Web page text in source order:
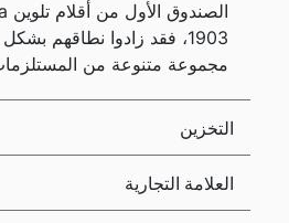
1903، فقد زادوا نطاقهم
مجموعة متنوعة من المستلزمات
التخزين
العلامة التجارية